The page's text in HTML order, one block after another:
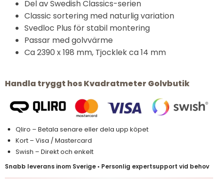
Del av Swedish Classics-serien
Classic sortering med naturlig variation
Svedloc Plus för stabil montering
Passar med golvvärme
Ca 2390 x 198 mm, Tjocklek ca 14 mm
Handla tryggt hos Kvadratmeter Golvbutik
Qliro – Betala senare eller dela upp köpet
Kort – Visa / Mastercard
Swish – Direkt och enkelt
Snabb leverans inom Sverige • Personlig expertsupport vid behov